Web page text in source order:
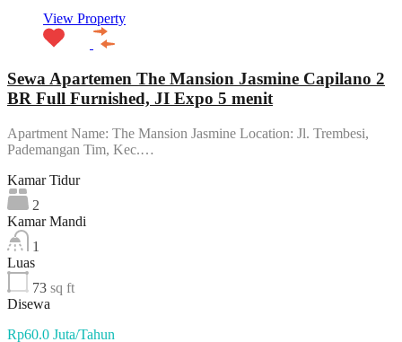
View Property
Sewa Apartemen The Mansion Jasmine Capilano 2
BR Full Furnished, JI Expo 5 menit
Apartment Name: The Mansion Jasmine Location: Jl. Trembesi,
Pademangan Tim, Kec.…
Kamar Tidur
2
Kamar Mandi
1
Luas
73 sq ft
Disewa
Rp60.0 Juta/Tahun